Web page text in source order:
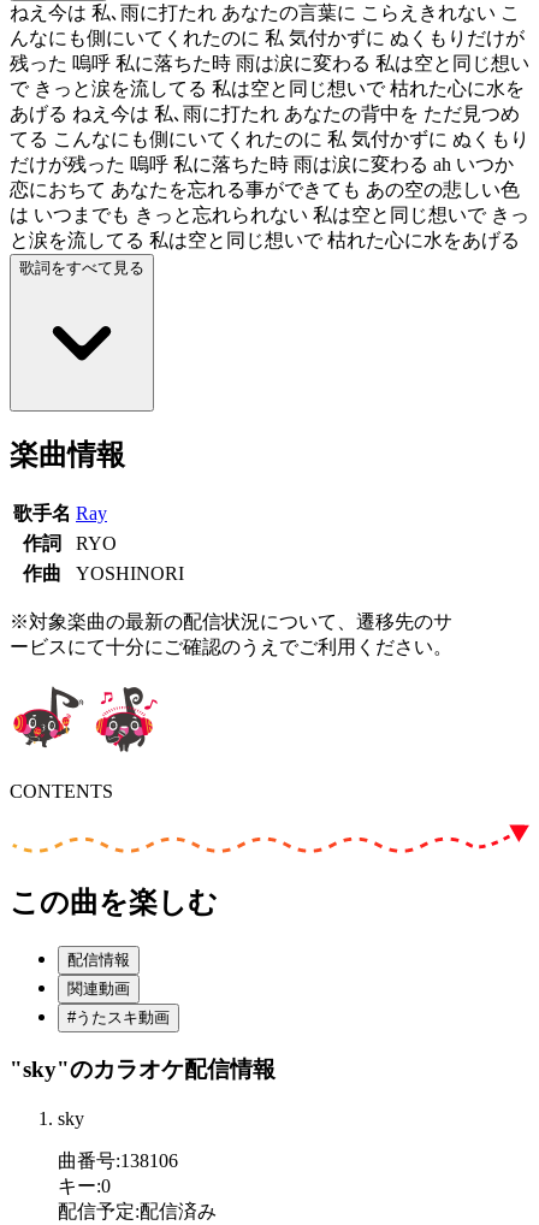
ねえ今は 私､雨に打たれ あなたの言葉に こらえきれない こ
んなにも側にいてくれたのに 私 気付かずに ぬくもりだけが
残った 嗚呼 私に落ちた時 雨は涙に変わる 私は空と同じ想い
で きっと涙を流してる 私は空と同じ想いで 枯れた心に水を
あげる ねえ今は 私､雨に打たれ あなたの背中を ただ見つめ
てる こんなにも側にいてくれたのに 私 気付かずに ぬくもり
だけが残った 嗚呼 私に落ちた時 雨は涙に変わる ah いつか
恋におちて あなたを忘れる事ができても あの空の悲しい色
は いつまでも きっと忘れられない 私は空と同じ想いで きっ
と涙を流してる 私は空と同じ想いで 枯れた心に水をあげる
歌詞をすべて見る
楽曲情報
歌手名 Ray
作詞
RYO
作曲
YOSHINORI
※対象楽曲の最新の配信状況について、遷移先のサ
ービスにて十分にご確認のうえでご利用ください。
CONTENTS
この曲を楽しむ
配信情報
関連動画
#うたスキ動画
"sky"のカラオケ配信情報
sky
曲番号:138106
キー:0
配信予定:配信済み